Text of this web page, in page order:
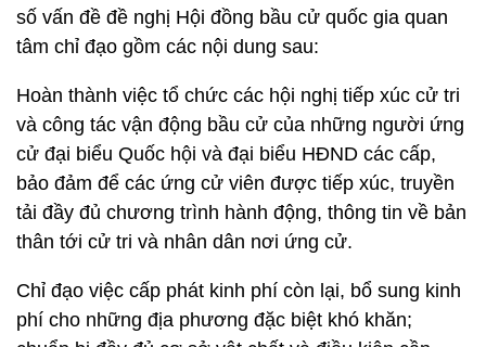
số vấn đề đề nghị Hội đồng bầu cử quốc gia quan
tâm chỉ đạo gồm các nội dung sau:
Hoàn thành việc tổ chức các hội nghị tiếp xúc cử tri
và công tác vận động bầu cử của những người ứng
cử đại biểu Quốc hội và đại biểu HĐND các cấp,
bảo đảm để các ứng cử viên được tiếp xúc, truyền
tải đầy đủ chương trình hành động, thông tin về bản
thân tới cử tri và nhân dân nơi ứng cử.
Chỉ đạo việc cấp phát kinh phí còn lại, bổ sung kinh
phí cho những địa phương đặc biệt khó khăn;